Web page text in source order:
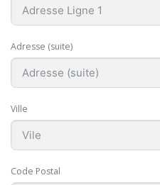
Adresse (suite)
Ville
Code Postal